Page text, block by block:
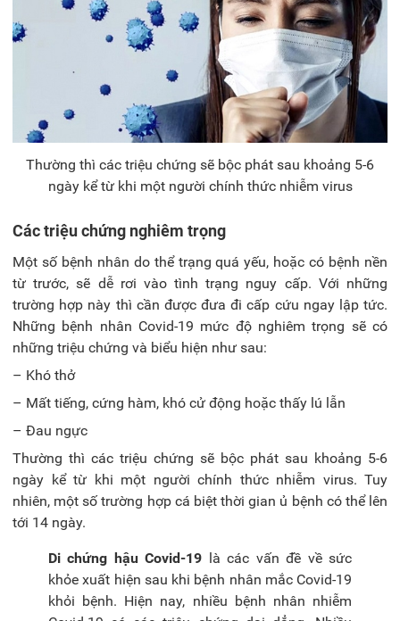
Thường thì các triệu chứng sẽ bộc phát sau khoảng 5-6
ngày kể từ khi một người chính thức nhiễm virus
Các triệu chứng nghiêm trọng
Một số bệnh nhân do thể trạng quá yếu, hoặc có bệnh nền
từ trước, sẽ dễ rơi vào tình trạng nguy cấp. Với những
trường hợp này thì cần được đưa đi cấp cứu ngay lập tức.
Những bệnh nhân Covid-19 mức độ nghiêm trọng sẽ có
những triệu chứng và biểu hiện như sau:
– Khó thở
– Mất tiếng, cứng hàm, khó cử động hoặc thấy lú lẫn
– Đau ngực
Thường thì các triệu chứng sẽ bộc phát sau khoảng 5-6
ngày kể từ khi một người chính thức nhiễm virus. Tuy
nhiên, một số trường hợp cá biệt thời gian ủ bệnh có thể lên
tới 14 ngày.
Di chứng hậu Covid-19 là các vấn đề về sức
khỏe xuất hiện sau khi bệnh nhân mắc Covid-19
khỏi bệnh. Hiện nay, nhiều bệnh nhân nhiễm